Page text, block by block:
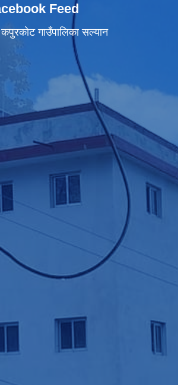
Feed
कपुरकाेट गाउँपालिका सल्यान